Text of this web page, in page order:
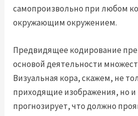
самопроизвольно при любом
окружающим окружением.
Предвидящее кодирование
основой деятельности
Визуальная кора, скажем, не
приходящие изображения, но
прогнозирует, что должно